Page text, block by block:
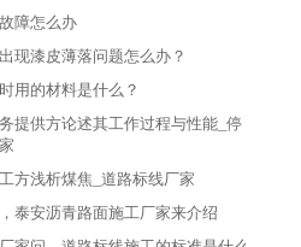
障怎么办
现漆皮薄落问题怎么办？
用的材料是什么？
提供方论述其工作过程与性能_停
方浅析煤焦_道路标线厂家
泰安沥青路面施工厂家来介绍